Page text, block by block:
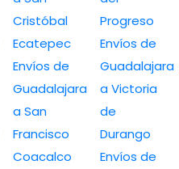
Cristóbal
Ecatepec
Envíos de
Guadalajara
a San
Francisco
Coacalco
Progreso
Envíos de
Guadalajara
a Victoria
de
Durango
Envíos de